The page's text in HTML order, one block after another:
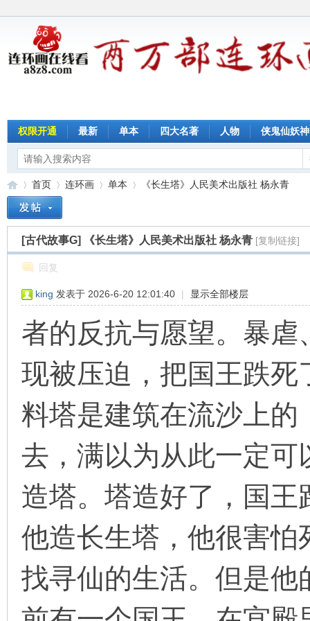
权限开通 最新 单本 四大名著 人物 侠鬼仙妖神
»
首页
›
连环画
›
单本
›
《长生塔》人民美术出版社 杨永青
[古代故事G] 《长生塔》人民美术出版社 杨永青 [复制链接]
回复
king 发表于 2026-6-20 12:01:40 | 显示全部楼层
者的反抗与愿望。暴
现被压迫，把国王跌
料塔是建筑在流沙上
去，满以为从此一定
造塔。塔造好了，国
他造长生塔，他很害
找寻仙的生活。但是